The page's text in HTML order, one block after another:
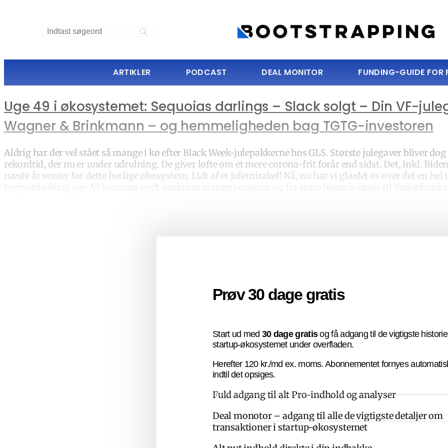
ARTIKLER PODCAST DEAL MONITOR FUNDING-GUIDE FOR
Uge 49 i økosystemet: Sequoias darlings – Slack solgt – Din VF-
Wagner & Brinkmann – og hemmeligheden bag TGTG-investoren
Aldrig har der vel stået så mange i kø efter Black Week-julepakkerne hos GLS. Største julegaver bliver
rekordtid, der nu er under udrulning. De giver løfte om et mere corona-frit forår end sidst. Det, inkl.
næste år venter for dette herlige økosystem. Lidt af et julemirakel! Nå, nu har vi glædet os over det en hel
Prøv 30 dage gratis
Start ud med 30 dage gratisog få adgang til de vigtigste
startup-økosystemet under overfladen.
Herefter 120 kr./md ex. moms. Abonnementet fornyes
indtil det opsiges.
Fuld adgang til alt Pro-indhold og analyser
Deal monotor – adgang til alle de vigtigste detaljer om
transaktioner i startup-økosystemet